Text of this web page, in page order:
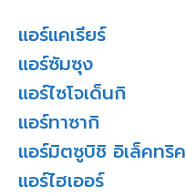
แอร์แคเรียร์
แอร์ซัมซุง
แอร์ไซโจเด็นกิ
แอร์ทาซากิ
แอร์มิตซูบิชิ อิเล็คทริค
แอร์ไฮเออร์